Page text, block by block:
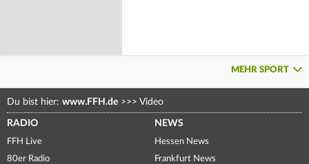
MEHR SPORT
Du bist hier: www.FFH.de >>> Video
RADIO
FFH Live
80er Radio
NEWS
Hessen News
Frankfurt News